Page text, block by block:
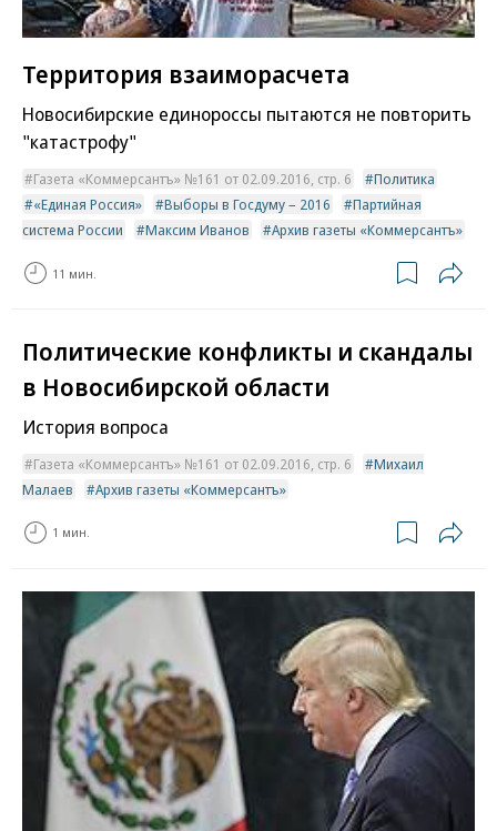
Территория взаиморасчета
Новосибирские единороссы пытаются не повторить
"катастрофу"
Газета «Коммерсантъ» №161 от 02.09.2016, стр. 6
Политика
«Единая Россия»
Выборы в Госдуму – 2016
Партийная
система России
Максим Иванов Архив газеты «Коммерсантъ»
11 мин.
Политические конфликты и скандалы
в Новосибирской области
История вопроса
Газета «Коммерсантъ» №161 от 02.09.2016, стр. 6
Михаил
Малаев
Архив газеты «Коммерсантъ»
1 мин.